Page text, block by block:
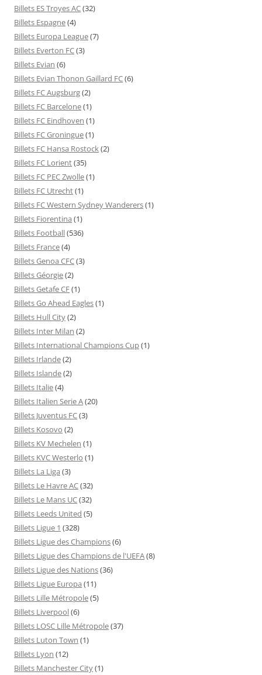
Billets ES Troyes AC(32)
Billets Espagne(4)
Billets Europa League(7)
Billets Everton FC(3)
Billets Evian (6)
Billets Evian Thonon Gaillard FC(6)
Billets FC Augsburg(2)
Billets FC Barcelone(1)
Billets FC Eindhoven (1)
Billets FC Groningue(1)
Billets FC Hansa Rostock(2)
Billets FC Lorient(35)
Billets FC PEC Zwolle(1)
Billets FC Utrecht(1)
Billets FC Western Sydney Wanderers(1)
Billets Fiorentina (1)
Billets Football(536)
Billets France(4)
Billets Genoa CFC(3)
Billets Géorgie(2)
Billets Getafe CF(1)
Billets Go Ahead Eagles(1)
Billets Hull City(2)
Billets Inter Milan (2)
Billets International Champions Cup(1)
Billets Irlande(2)
Billets Islande(2)
Billets Italie(4)
Billets Italien Serie A(20)
Billets Juventus FC(3)
Billets Kosovo (2)
Billets KV Mechelen (1)
Billets KVC Westerlo (1)
Billets La Liga (3)
Billets Le Havre AC(32)
Billets Le Mans UC(32)
Billets Leeds United (5)
Billets Ligue 1 (328)
Billets Ligue des Champions(6)
Billets Ligue des Champions de l'UEFA(8)
Billets Ligue des Nations(36)
Billets Ligue Europa (11)
Billets Lille Métropole(5)
Billets Liverpool(6)
Billets LOSC Lille Métropole(37)
Billets Luton Town (1)
Billets Lyon (12)
Billets Manchester City(1)